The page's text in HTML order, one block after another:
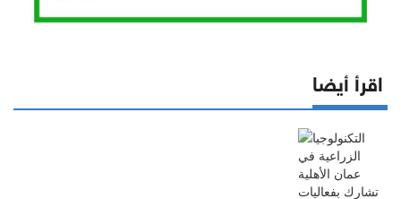
اقرأ أيضا